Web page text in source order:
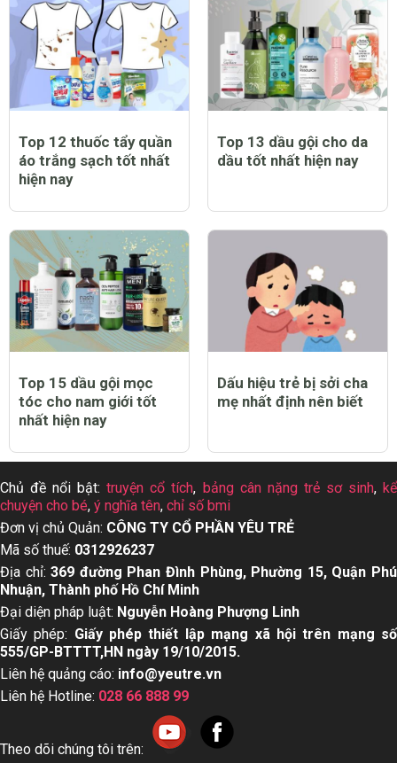
Top 12 thuốc tẩy quần
áo trắng sạch tốt nhất
hiện nay
Top 13 dầu gội cho da
dầu tốt nhất hiện nay
Top 15 dầu gội mọc
tóc cho nam giới tốt
nhất hiện nay
Dấu hiệu trẻ bị sởi cha
mẹ nhất định nên biết
Chủ đề nổi bật:truyện cổ tích, bảng cân nặng trẻ sơ sinh, kể
chuyện cho bé, ý nghĩa tên, chỉ số bmi
Đơn vị chủ Quản: CÔNG TY CỔ PHẦN YÊU TRẺ
Mã số thuế: 0312926237
Địa chỉ:369 đường Phan Đình Phùng, Phường 15, Quận Phú
Nhuận, Thành phố Hồ Chí Minh
Đại diện pháp luật: Nguyễn Hoàng Phượng Linh
Giấy phép: Giấy phép thiết lập mạng xã hội trên mạng số
555/GP-BTTTT,HN ngày 19/10/2015.
Liên hệ quảng cáo: info@yeutre.vn
Liên hệ Hotline: 028 66 888 99
Theo dõi chúng tôi trên: